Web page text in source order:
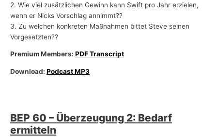
2. Wie viel zusätzlichen Gewinn kann Swift pro Jahr erzielen,
wenn er Nicks Vorschlag annimmt??
3. Zu welchen konkreten Maßnahmen bittet Steve seinen
Vorgesetzten??
Premium Members:PDF Transcript
Download:Podcast MP3
BEP 60 – Überzeugung 2: Bedarf
ermitteln